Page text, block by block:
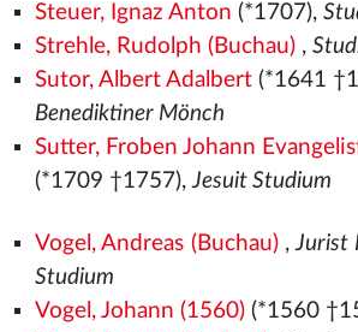
Steuer, Ignaz Anton (*1707),
Strehle, Rudolph (Buchau),
Sutor, Albert Adalbert(*1641
Benediktiner Mönch
Sutter, Froben Johann
(*1709 †1757),Jesuit Studium
Vogel, Andreas (Buchau),Jurist
Studium
Vogel, Johann (1560)(*1560